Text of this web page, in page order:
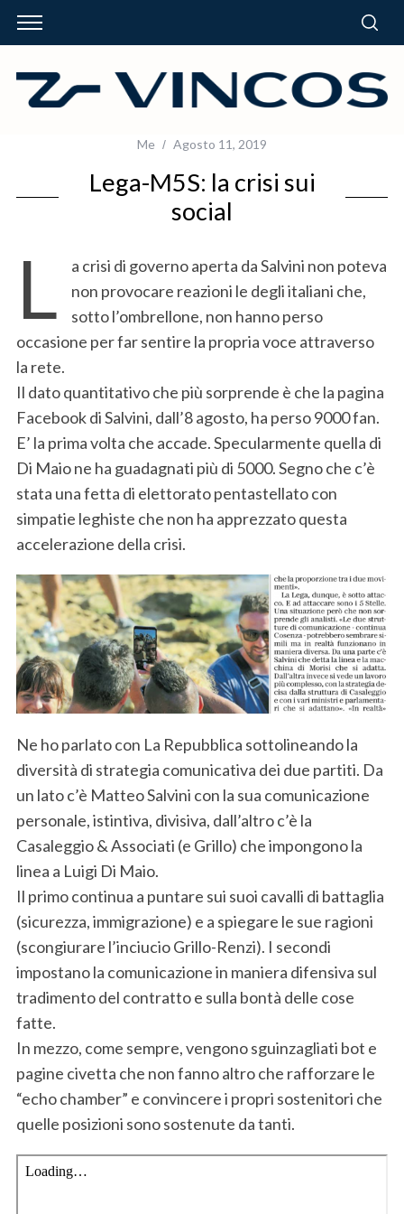
Me Agosto 11, 2019
Lega-M5S: la crisi sui
social
L
a crisi di governo aperta da Salvini non poteva
non provocare reazioni le degli italiani che,
sotto l’ombrellone, non hanno perso
occasione per far sentire la propria voce attraverso
la rete.
Il dato quantitativo che più sorprende è che la pagina
Facebook di Salvini, dall’8 agosto, ha perso 9000 fan.
E’ la prima volta che accade. Specularmente quella di
Di Maio ne ha guadagnati più di 5000. Segno che c’è
stata una fetta di elettorato pentastellato con
simpatie leghiste che non ha apprezzato questa
accelerazione della crisi.
Ne ho parlato con La Repubblica sottolineando la
diversità di strategia comunicativa dei due partiti. Da
un lato c’è Matteo Salvini con la sua comunicazione
personale, istintiva, divisiva, dall’altro c’è la
Casaleggio & Associati (e Grillo) che impongono la
linea a Luigi Di Maio.
Il primo continua a puntare sui suoi cavalli di battaglia
(sicurezza, immigrazione) e a spiegare le sue ragioni
(scongiurare l’inciucio Grillo-Renzi). I secondi
impostano la comunicazione in maniera difensiva sul
tradimento del contratto e sulla bontà delle cose
fatte.
In mezzo, come sempre, vengono sguinzagliati bot e
pagine civetta che non fanno altro che rafforzare le
“echo chamber” e convincere i propri sostenitori che
quelle posizioni sono sostenute da tanti.